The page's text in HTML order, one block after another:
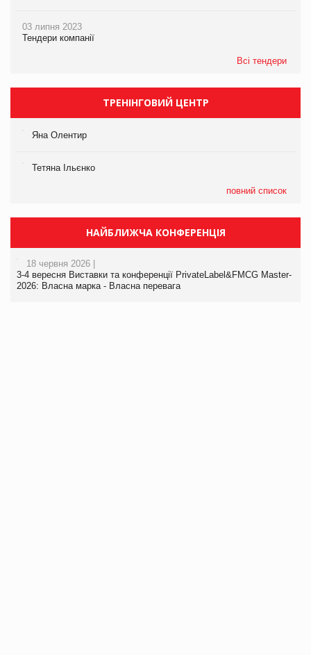
03 липня 2023
Тендери компанії
Всі тендери
ТРЕНІНГОВИЙ ЦЕНТР
Яна Олентир
Тетяна Ільєнко
повний список
НАЙБЛИЖЧА КОНФЕРЕНЦІЯ
18 червня 2026 |
3-4 вересня Виставки та конференції PrivateLabel&FMCG Master-
2026: Власна марка - Власна перевага